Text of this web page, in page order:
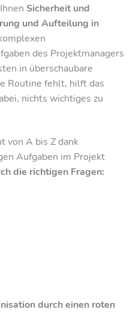
Sicherheit und
und Aufteilung in
des Projektmanagers
in überschaubare
Routine fehlt, hilft das
nichts wichtiges zu
von A bis Z dank
Aufgaben im Projekt
die richtigen Fragen:
durch einen roten